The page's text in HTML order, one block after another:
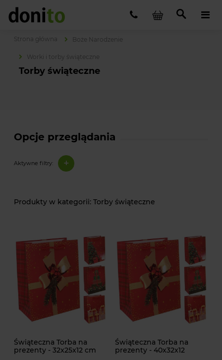
Strona główna Boże Narodzenie
Worki i torby świąteczne
Torby świąteczne
Opcje przeglądania
Aktywne filtry: +
Torby świąteczne
Świąteczna Torba na
prezenty - 32x25x12 cm
Świąteczna Torba na
prezenty - 40x32x12